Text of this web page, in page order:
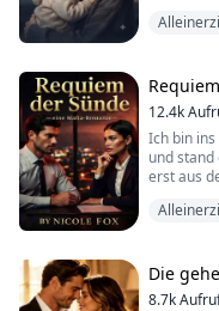
ging,
Zorn wie
einer
Jahre
12.4k
Ich bin
und
erst aus
Ich war
da sah er
Die
8.7k